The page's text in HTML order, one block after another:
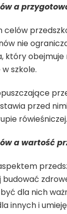
a
celów
nie
który
szkole.
przed
rówieśniczej.
a wartość
budować
dla nich
innych i